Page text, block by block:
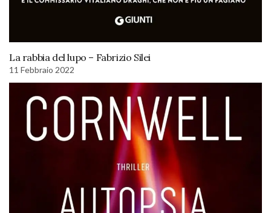
La rabbia del lupo – Fabrizio Silei
11 Febbraio 2022